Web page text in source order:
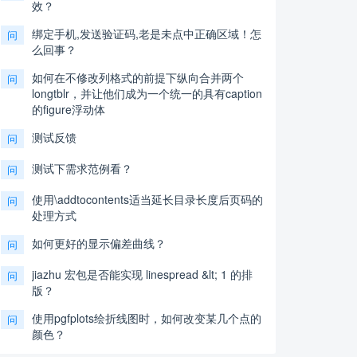
效？
问
绑定手机,发送验证码,老是未点中正确区域！怎
么回事？
问
如何在不修改列格式的前提下纵向合并两个
longtblr，并让他们成为一个统一的具有caption
的figure浮动体
问 测试反馈
问 测试下需求范例看？
问
使用\addtocontents适当延长目录长度后页码的
处理方式
问 如何更好的显示偏差曲线？
问
jiazhu 宏包是否能实现 linespread &lt; 1 的排
版？
问
使用pgfplots绘折线图时，如何改变某几个点的
颜色？